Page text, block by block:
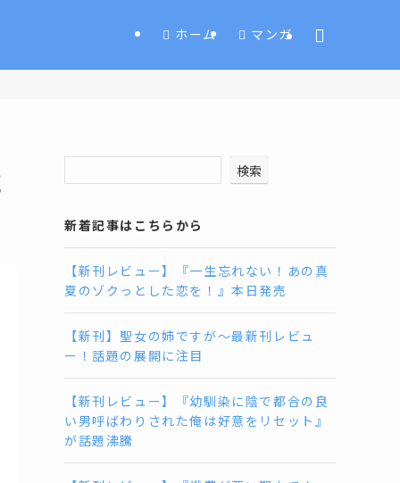
ホーム マンガ
検索
新着記事はこちらから
【新刊レビュー】『一生忘れない！あの真
夏のゾクっとした恋を！』本日発売
【新刊】聖女の姉ですが〜最新刊レビュ
ー！話題の展開に注目
【新刊レビュー】『幼馴染に陰で都合の良
い男呼ばわりされた俺は好意をリセット』
が話題沸騰